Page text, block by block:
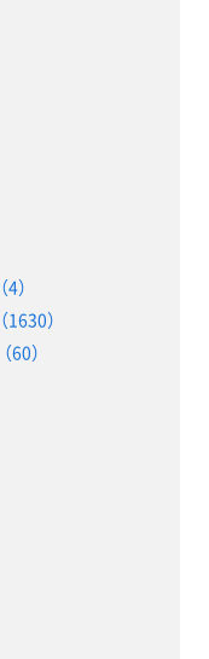
）
）
）